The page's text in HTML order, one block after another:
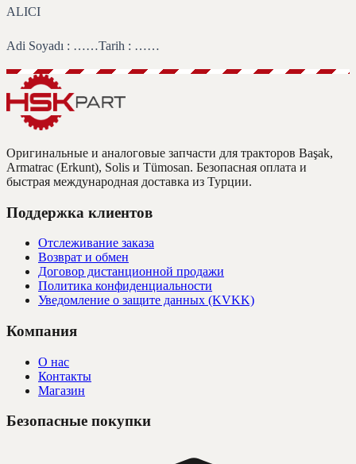
ALICI
Adi Soyadı : ……Tarih : ……
Оригинальные и аналоговые запчасти для тракторов Başak,
Armatrac (Erkunt), Solis и Tümosan. Безопасная оплата и
быстрая международная доставка из Турции.
Поддержка клиентов
Отслеживание заказа
Возврат и обмен
Договор дистанционной продажи
Политика конфиденциальности
Уведомление о защите данных (KVKK)
Компания
О нас
Контакты
Магазин
Безопасные покупки